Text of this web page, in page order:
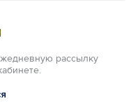
рассылку